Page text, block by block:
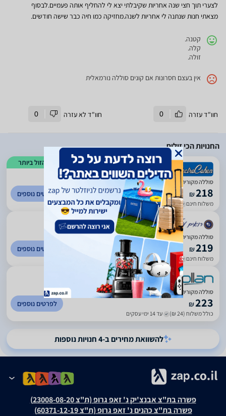
לצערי תוך חצי שנה אחריות שקיבלתי יצא לי להחליף אותה פעמיים.לבסוף
מצאתי חנות שנתנה לי אחריות לשנה.מחזיקה כמו חיה כבר שישה חודשים.
קטנה.
קלה.
זולה.
אין בעצם חסרונות אם קונים סוללה נורמאלית
חוו"ד עזרה 0 חוו"ד לא עזרה 0
החנויות הכי זולות
הזול ביותר
4.39
(
435
)
סוללה מקורית למצלמה Canon NB4L קנון
₪218
משלוח חינם עד 7 ימי עסקים
לפרטים נוספים
0
(
573
)
סוללה מקורית CANON NB4L
₪219
משלוח חינם עד 7 ימי עסקים
לפרטים נוספים
1
(
267
)
סוללה מקורית למצלמה קנון Canon Battery NB-4L
₪223
כולל משלוח (24 ₪) עד 14 ימי עסקים
לפרטים נוספים
להשוואת מחירים ב-4 חנויות נוספות
פשרה בת"צ אבנצ'יק נ' זאפ גרופ (ת"צ 23008-08-20)
פשרה בת"צ כהנים נ' זאפ גרופ (ת"צ 60371-12-19)